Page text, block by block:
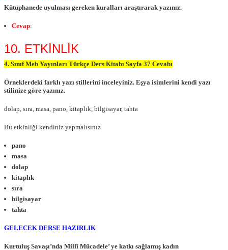
Kütüphanede uyulması gereken kuralları araştırarak yazınız.
Cevap:
10. ETKİNLİK
4. Sınıf Meb Yayınları Türkçe Ders Kitabı Sayfa 37 Cevabı
Örneklerdeki farklı yazı stillerini inceleyiniz. Eşya isimlerini kendi yazı
stilinize göre yazınız.
dolap, sıra, masa, pano, kitaplık, bilgisayar, tahta
Bu etkinliği kendiniz yapmalısınız
pano
masa
dolap
kitaplık
sıra
bilgisayar
tahta
GELECEK DERSE HAZIRLIK
Kurtuluş Savaşı’nda Millî Mücadele’ ye katkı sağlamış kadın